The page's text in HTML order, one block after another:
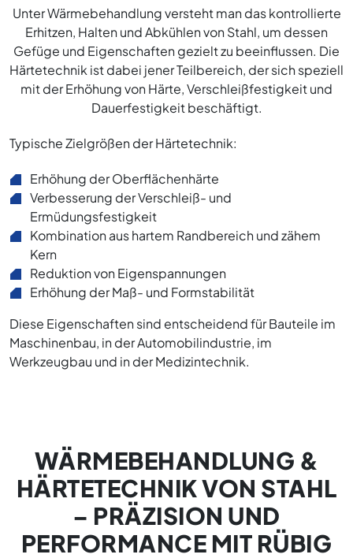
Unter Wärmebehandlung versteht man das kontrollierte
Erhitzen, Halten und Abkühlen von Stahl, um dessen
Gefüge und Eigenschaften gezielt zu beeinflussen. Die
Härtetechnik ist dabei jener Teilbereich, der sich speziell
mit der Erhöhung von Härte, Verschleißfestigkeit und
Dauerfestigkeit beschäftigt.
Typische Zielgrößen der Härtetechnik:
Erhöhung der Oberflächenhärte
Verbesserung der Verschleiß- und
Ermüdungsfestigkeit
Kombination aus hartem Randbereich und zähem
Kern
Reduktion von Eigenspannungen
Erhöhung der Maß- und Formstabilität
Diese Eigenschaften sind entscheidend für Bauteile im
Maschinenbau, in der Automobilindustrie, im
Werkzeugbau und in der Medizintechnik.
WÄRMEBEHANDLUNG &
HÄRTETECHNIK VON STAHL
– PRÄZISION UND
PERFORMANCE MIT RÜBIG